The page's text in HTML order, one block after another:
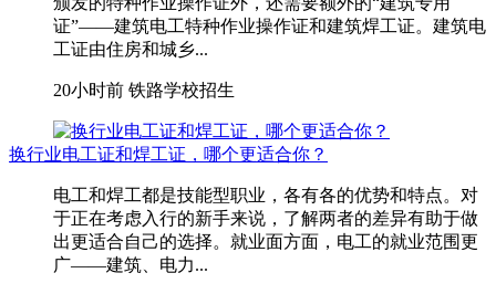
证”——建筑电工特种作业操作证和建筑焊工证。建筑电
工证由住房和城乡...
20小时前 铁路学校招生
换行业电工证和焊工证，哪个更适合你？
电工和焊工都是技能型职业，各有各的优势和特点。对
于正在考虑入行的新手来说，了解两者的差异有助于做
出更适合自己的选择。就业面方面，电工的就业范围更
广——建筑、电力...